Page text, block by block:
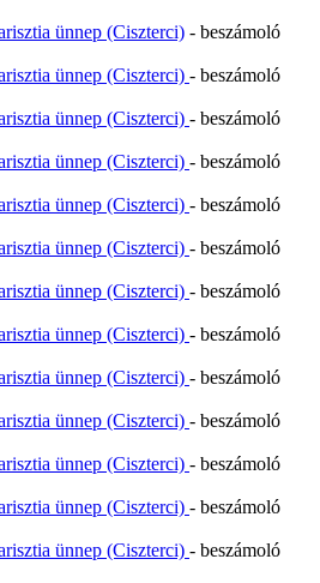
ünnep (Ciszterci) - beszámoló
ünnep (Ciszterci) - beszámoló
ünnep (Ciszterci) - beszámoló
ünnep (Ciszterci) - beszámoló
ünnep (Ciszterci) - beszámoló
ünnep (Ciszterci) - beszámoló
ünnep (Ciszterci) - beszámoló
ünnep (Ciszterci) - beszámoló
ünnep (Ciszterci) - beszámoló
ünnep (Ciszterci) - beszámoló
ünnep (Ciszterci) - beszámoló
ünnep (Ciszterci) - beszámoló
ünnep (Ciszterci) - beszámoló